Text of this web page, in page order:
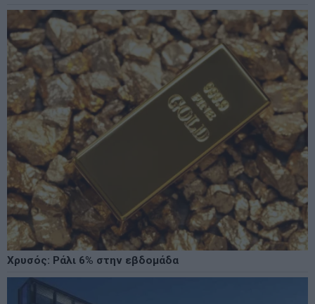
Χρυσός: Ράλι 6% στην εβδομάδα